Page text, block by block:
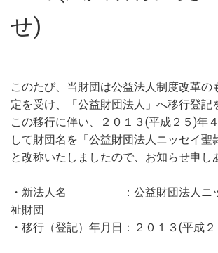
せ)
このたび、当財団は公益法人制度改革の
定を受け、「公益財団法人」へ移行登記
この移行に伴い、２０１３(平成２５)年
して財団名を「公益財団法人ニッセイ聖
と改称いたしましたので、お知らせ申し
・新法人名 ：公益財団法人ニッ
祉財団
・移行（登記）年月日：２０１３(平成